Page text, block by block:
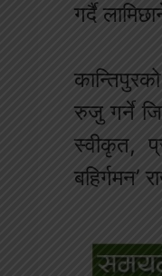
गर्दै
रुजु गर्ने
स्वीकृत,
बहिर्गमन’